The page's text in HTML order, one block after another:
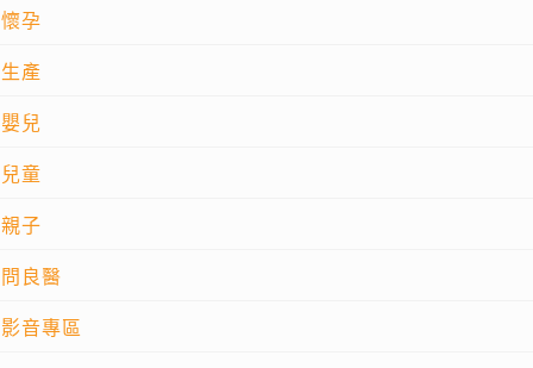
懷孕
生產
嬰兒
兒童
親子
問良醫
影音專區